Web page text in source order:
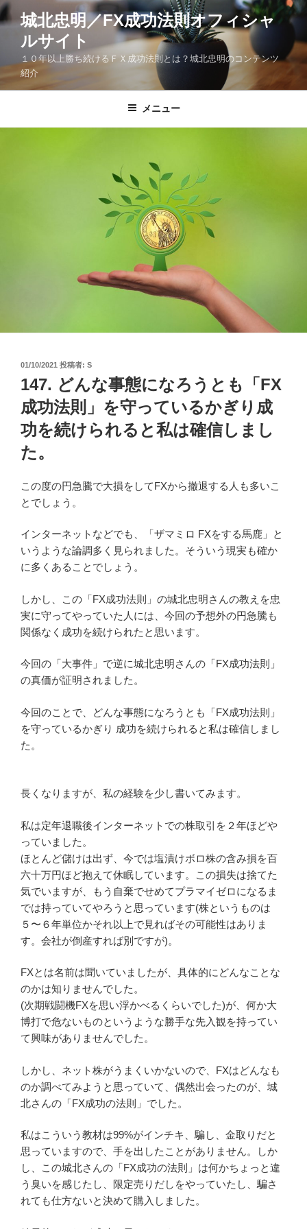
コ
ン
へ
城北忠明／FX成功法則オフィシャ
ルサイト
１０年以上勝ち続けるＦＸ成功法則とは？城北忠明のコンテンツ
紹介
メニュー
投
日:
01/10/2021 投稿者: S
147. どんな事態になろうとも「FX
成功法則」を守っているかぎり成
功を続けられると私は確信しまし
た。
この度の円急騰で大損をしてFXから撤退する人も多いこ
とでしょう。
インターネットなどでも、「ザマミロ FXをする馬鹿」と
いうような論調多く見られました。そういう現実も確か
に多くあることでしょう。
しかし、この「FX成功法則」の城北忠明さんの教えを忠
実に守ってやっていた人には、今回の予想外の円急騰も
関係なく成功を続けられたと思います。
今回の「大事件」で逆に城北忠明さんの「FX成功法則」
の真価が証明されました。
今回のことで、どんな事態になろうとも「FX成功法則」
を守っているかぎり 成功を続けられると私は確信しまし
た。
長くなりますが、私の経験を少し書いてみます。
私は定年退職後インターネットでの株取引を２年ほどや
っていました。
ほとんど儲けは出ず、今では塩漬けボロ株の含み損を百
六十万円ほど抱えて休眠しています。この損失は捨てた
気でいますが、もう自棄でせめてプラマイゼロになるま
では持っていてやろうと思っています(株というものは
５〜６年単位かそれ以上で見ればその可能性はありま
す。会社が倒産すれば別ですが)。
FXとは名前は聞いていましたが、具体的にどんなことな
のかは知りませんでした。
(次期戦闘機FXを思い浮かべるくらいでした)が、何か大
博打で危ないものというような勝手な先入観を持ってい
て興味がありませんでした。
しかし、ネット株がうまくいかないので、FXはどんなも
のか調べてみようと思っていて、偶然出会ったのが、城
北さんの「FX成功の法則」でした。
私はこういう教材は99%がインチキ、騙し、金取りだと
思っていますので、手を出したことがありません。しか
し、この城北さんの「FX成功の法則」は何かちょっと違
う臭いを感じたし、限定売りだしをやっていたし、騙さ
れても仕方ないと決めて購入しました。